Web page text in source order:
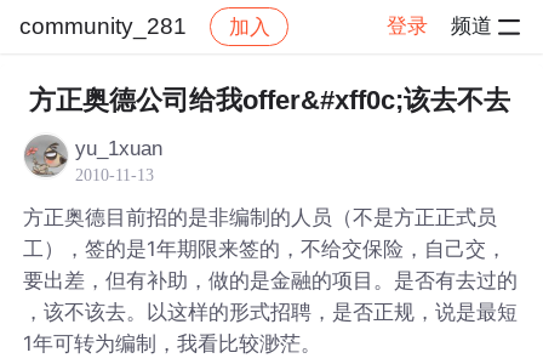
community_281 加入 登录 频道
社区 community_281 帖子详情
方正奥德公司给我offer&#xff0c;该去不去
yu_1xuan
2010-11-13
方正奥德目前招的是非编制的人员（不是方正正式员
工），签的是1年期限来签的，不给交保险，自己交，
要出差，但有补助，做的是金融的项目。是否有去过的
，该不该去。以这样的形式招聘，是否正规，说是最短
1年可转为编制，我看比较渺茫。